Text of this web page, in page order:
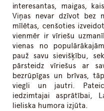
interesantas, maigas,
Viņas nevar dzīvot bez
mīlētas, cenšoties
vienmēr ir vīriešu
vienas no
pauž savu sievišķību,
pārsteidz vīriešus ar
bezrūpīgas un brīvas,
viegli un jautri.
iedzimtajai asprātībai,
lieliska humora izjūta.